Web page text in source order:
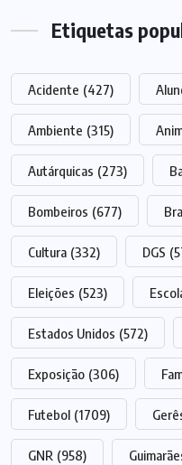
Etiquetas
Acidente (427)
Ambiente (315)
Autárquicas (273)
Bombeiros (677)
Cultura (332) DGS
Eleições (523)
Estados Unidos (572)
Exposição (306)
Futebol (1709)
GNR (958)